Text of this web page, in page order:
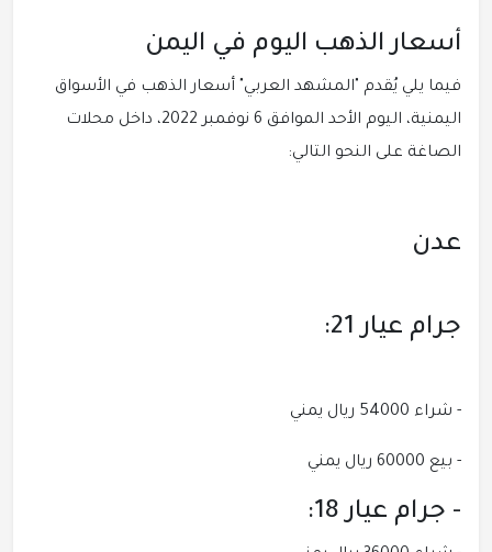
أسعار الذهب اليوم في اليمن
فيما يلي يُقدم "المشهد العربي" أسعار الذهب في الأسواق
اليمنية، اليوم الأحد الموافق 6 نوفمبر 2022، داخل محلات
الصاغة على النحو التالي:
عدن
جرام عيار 21:
- شراء 54000 ريال يمني
- بيع 60000 ريال يمني
- جرام عيار 18: